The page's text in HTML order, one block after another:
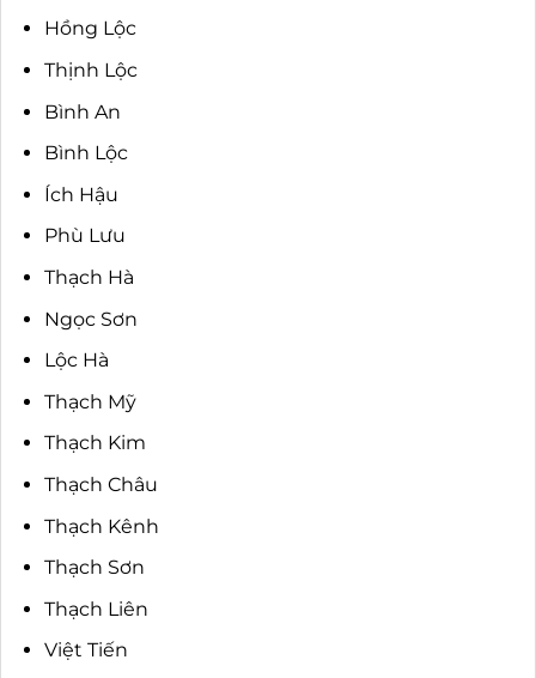
Hồng Lộc
Thịnh Lộc
Bình An
Bình Lộc
Ích Hậu
Phù Lưu
Thạch Hà
Ngọc Sơn
Lộc Hà
Thạch Mỹ
Thạch Kim
Thạch Châu
Thạch Kênh
Thạch Sơn
Thạch Liên
Việt Tiến